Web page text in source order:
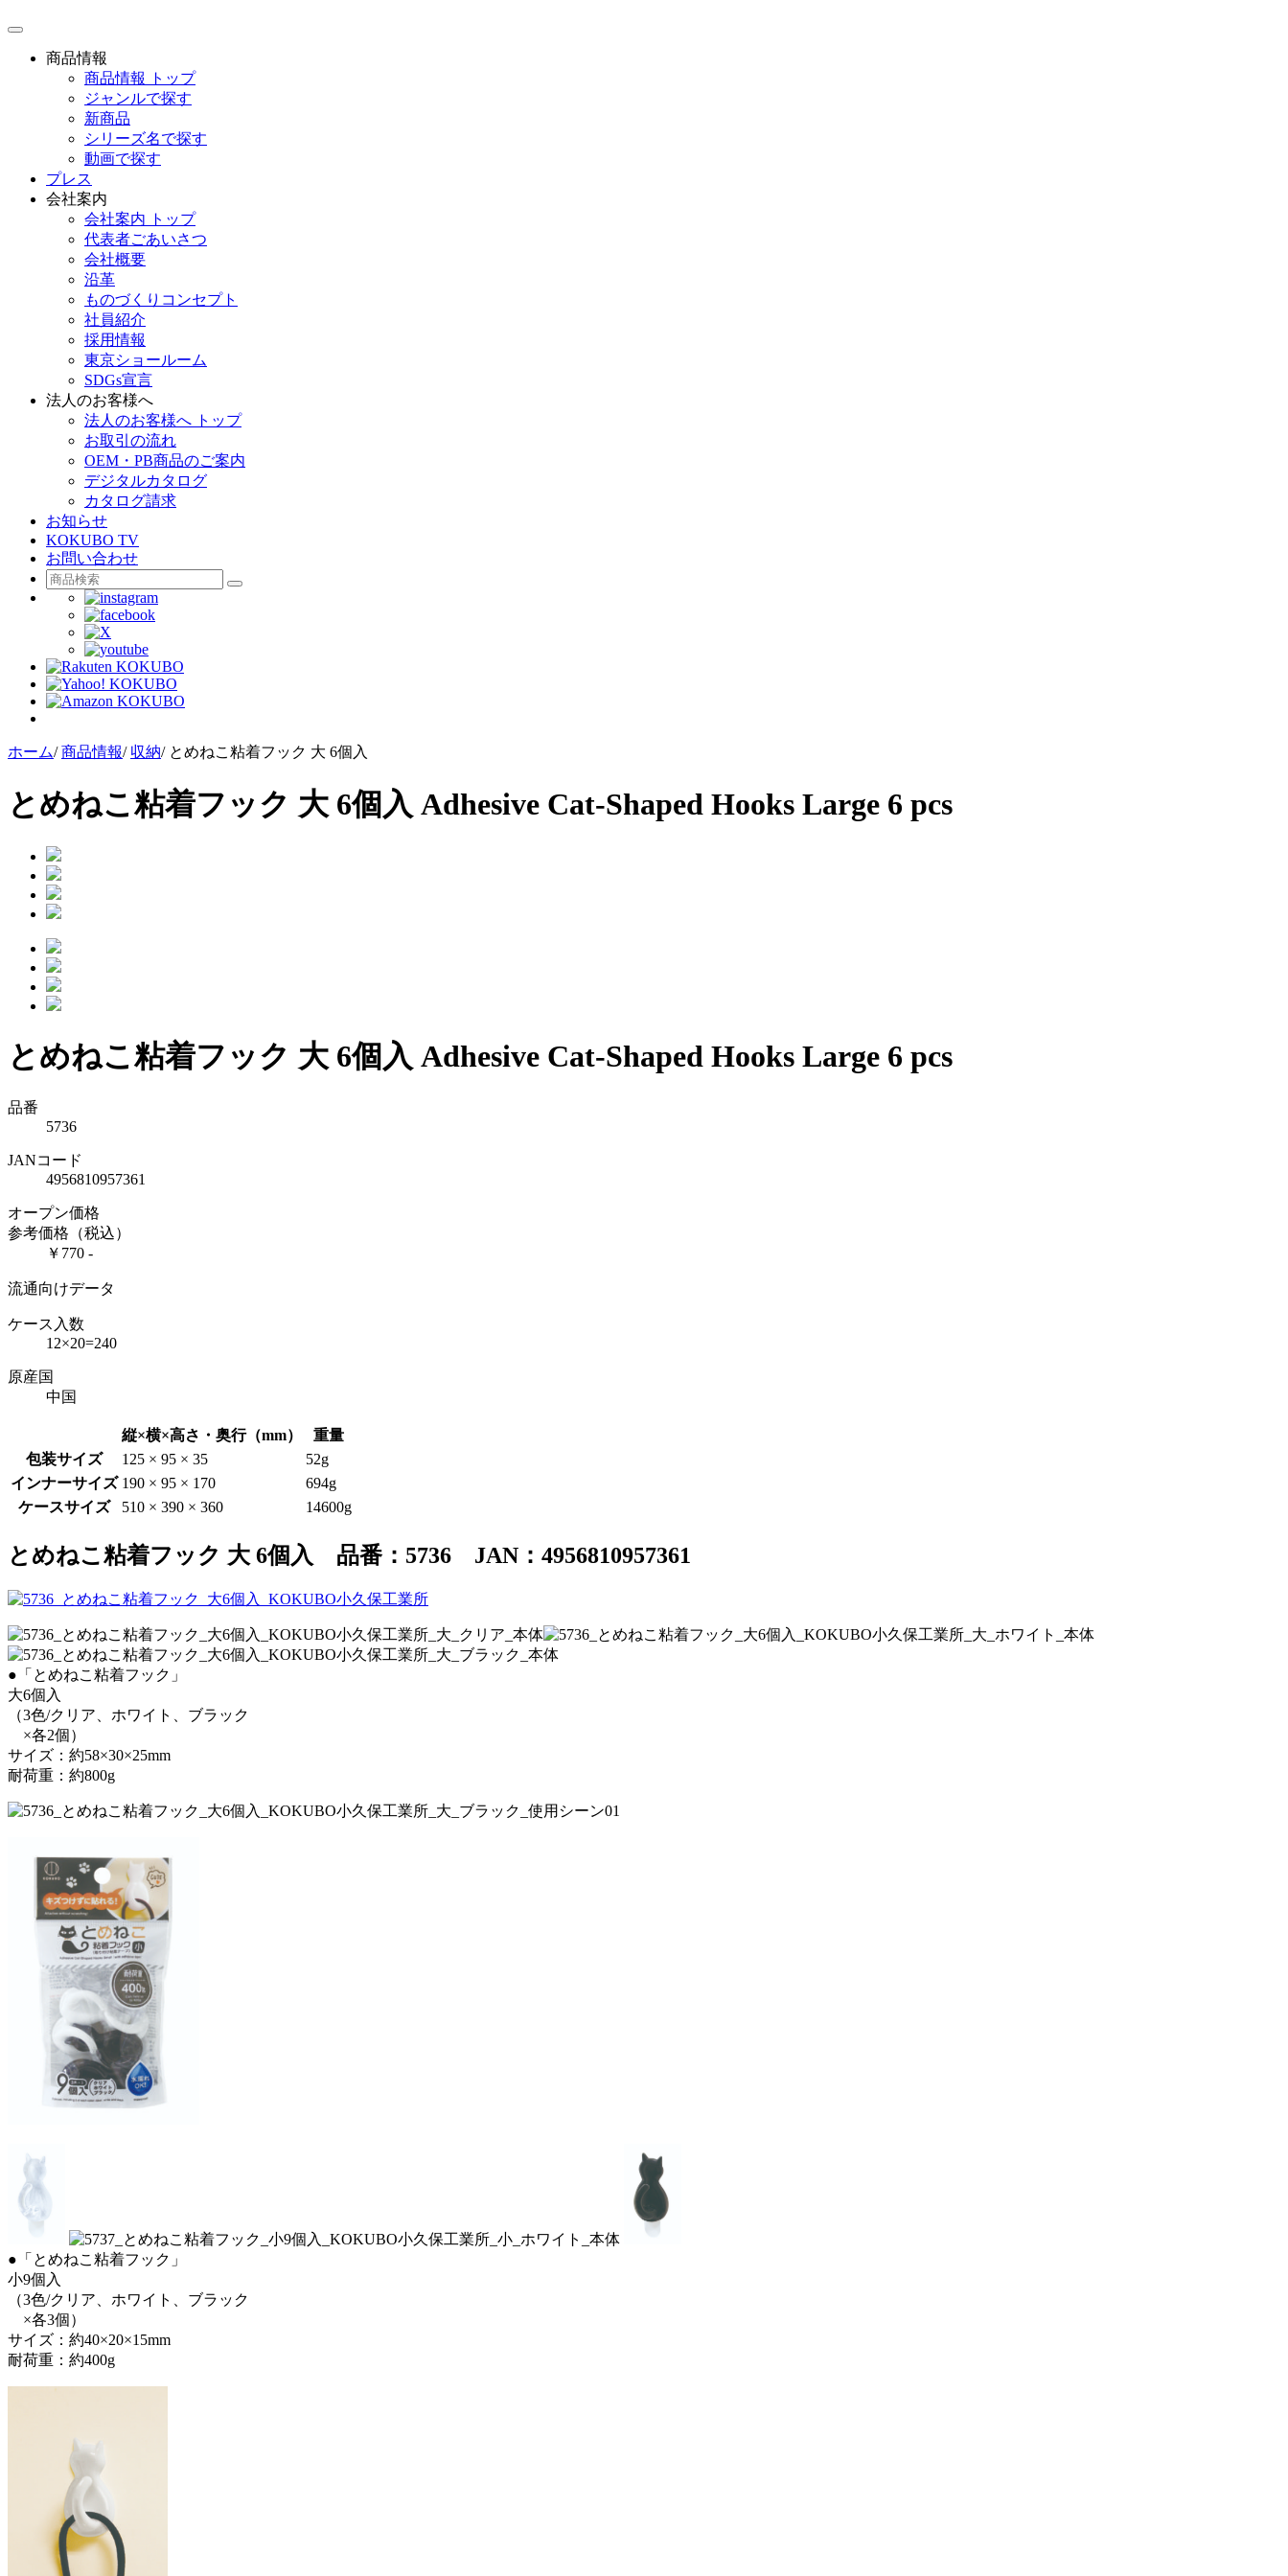
toggle
navigation商品情報
商品情報 トップ
ジャンルで探す
新商品
シリーズ名で探す
動画で探す
プレス
会社案内
会社案内 トップ
代表者ごあいさつ
会社概要
沿革
ものづくりコンセプト
社員紹介
採用情報
東京ショールーム
SDGs宣言
法人のお客様へ
法人のお客様へ トップ
お取引の流れ
OEM・PB商品のご案内
デジタルカタログ
カタログ請求
お知らせ
KOKUBO TV
お問い合わせ
ホーム/ 商品情報/ 収納/ とめねこ粘着フック 大 6個入
とめねこ粘着フック 大 6個入 Adhesive Cat-Shaped Hooks Large 6 pcs
とめねこ粘着フック 大 6個入 Adhesive Cat-Shaped Hooks Large 6 pcs
品番
5736
JANコード
4956810957361
オープン価格
参考価格（税込）
￥770 -
流通向けデータ
ケース入数
12×20=240
原産国
中国
縦×横×高さ・奥行（mm）
重量
包装サイズ
125 × 95 × 35
52g
インナーサイズ 190 × 95 × 170
694g
ケースサイズ
510 × 390 × 360 14600g
とめねこ粘着フック 大 6個入 品番：5736 JAN：4956810957361
●「とめねこ粘着フック」
大6個入
（3色/クリア、ホワイト、ブラック
×各2個）
サイズ：約58×30×25mm
耐荷重：約800g
●「とめねこ粘着フック」
小9個入
（3色/クリア、ホワイト、ブラック
×各3個）
サイズ：約40×20×15mm
耐荷重：約400g